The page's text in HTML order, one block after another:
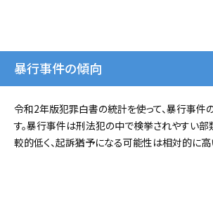
暴行事件の傾向
令和2年版犯罪白書の統計を使って、暴行事件
す。暴行事件は刑法犯の中で検挙されやすい部
較的低く、起訴猶予になる可能性は相対的に高